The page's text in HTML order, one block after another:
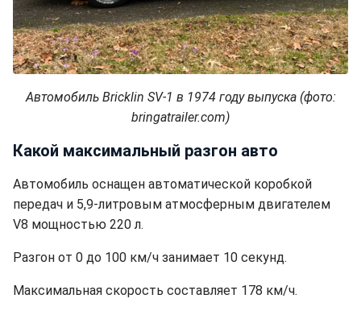
Автомобиль Bricklin SV-1 в 1974 году выпуска (фото:
bringatrailer.com)
Какой максимальный разгон авто
Автомобиль оснащен автоматической коробкой
передач и 5,9-литровым атмосферным двигателем
V8 мощностью 220 л.
Разгон от 0 до 100 км/ч занимает 10 секунд.
Максимальная скорость составляет 178 км/ч.